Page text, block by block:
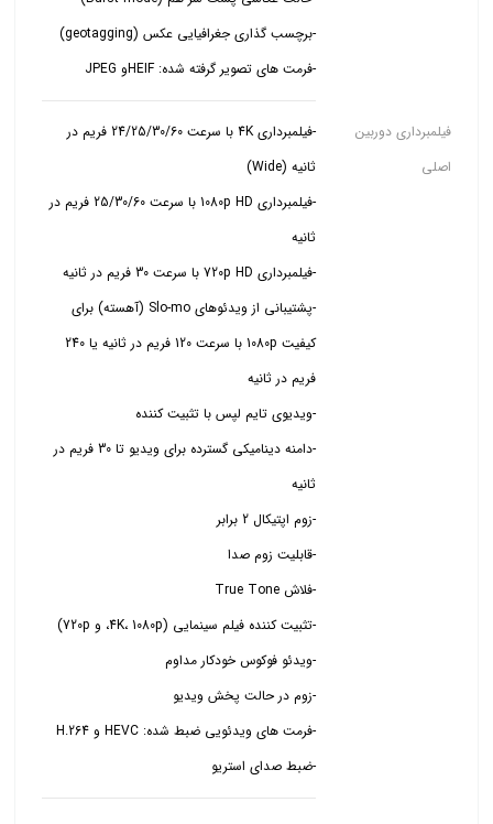
-برچسب گذاری جغرافیایی عکس (geotagging)
-فرمت های تصویر گرفته شده: HEIFو JPEG
فیلمبرداری دوربین
اصلی
-فیلمبرداری 4K با سرعت 24/25/30/60 فریم در
ثانیه (Wide)
-فیلمبرداری 1080p HD با سرعت 25/30/60 فریم در
ثانیه
-فیلمبرداری 720p HD با سرعت 30 فریم در ثانیه
-پشتیبانی از ویدئوهای Slo-mo (آهسته) برای
کیفیت 1080p با سرعت 120 فریم در ثانیه یا 240
فریم در ثانیه
-دامنه دینامیکی گسترده برای ویدیو تا 30 فریم در
ثانیه
-زوم اپتیکال 2 برابر
-قابلیت زوم صدا
-تثبیت کننده فیلم سینمایی (4K، 1080p، و 720p)
-ویدئو فوکوس خودکار مداوم
-فرمت های ویدئویی ضبط شده: HEVC و H.264
-ضبط صدای استریو